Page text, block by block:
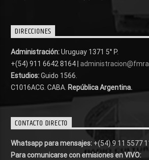
DIRECCIONES
Administración:Uruguay 1371 5° P.
+(54) 911 6642 8164 |
Estudios:Guido 1566.
C1016ACG. CABA. República Argentina.
CONTACTO DIRECTO
Whatsapp para mensajes: +(54) 9 11 5577
Para comunicarse con emisiones en VIVO: